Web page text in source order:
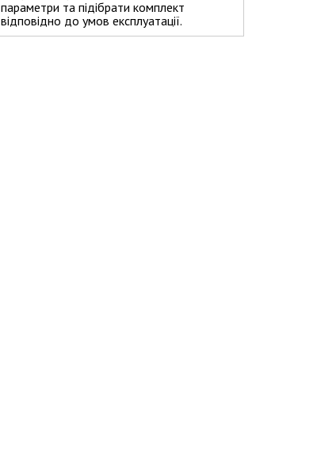
параметри та підібрати комплект
відповідно до умов експлуатації.